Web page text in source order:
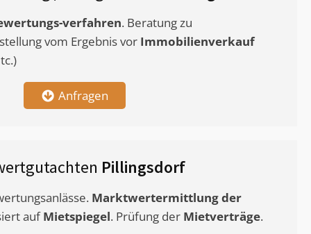
verfahren. Beratung zu
vom Ergebnis vor Immobilienverkauf
Anfragen
Pillingsdorf
Marktwertermittlungder
aufMietspiegel. Prüfung der Mietverträge.